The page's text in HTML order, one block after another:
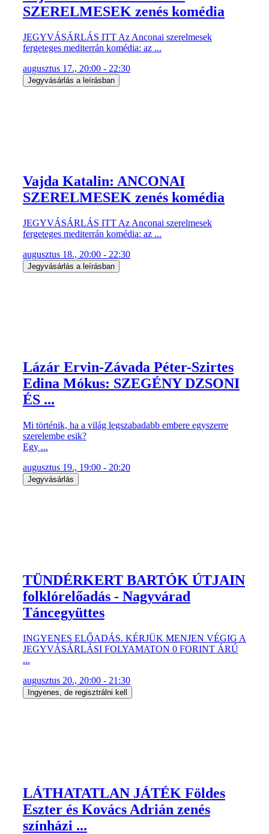
SZERELMESEK zenés komédia
JEGYVÁSÁRLÁS ITT Az Anconai szerelmesek
fergeteges mediterrán komédia: az ...
augusztus 17., 20:00 - 22:30
Jegyvásárlás a leírásban
Vajda Katalin: ANCONAI
SZERELMESEK zenés komédia
JEGYVÁSÁRLÁS ITT Az Anconai szerelmesek
fergeteges mediterrán komédia: az ...
augusztus 18., 20:00 - 22:30
Jegyvásárlás a leírásban
Lázár Ervin-Závada Péter-Szirtes
Edina Mókus: SZEGÉNY DZSONI
ÉS ...
Mi történik, ha a világ legszabadabb embere egyszerre
szerelembe esik?
Egy ...
augusztus 19., 19:00 - 20:20
Jegyvásárlás
TÜNDÉRKERT BARTÓK ÚTJAIN
folklórelőadás - Nagyvárad
Táncegyüttes
INGYENES ELŐADÁS. KÉRJÜK MENJEN VÉGIG A
JEGYVÁSÁRLÁSI FOLYAMATON 0 FORINT ÁRÚ
...
augusztus 20., 20:00 - 21:30
Ingyenes, de regisztrálni kell
LÁTHATATLAN JÁTÉK Földes
Eszter és Kovács Adrián zenés
színházi ...